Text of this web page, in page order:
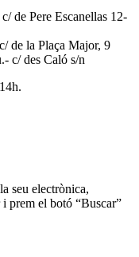
de Pere Escanellas 12-
de la Plaça Major, 9
c/ des Caló s/n
seu electrònica,
prem el botó “Buscar”